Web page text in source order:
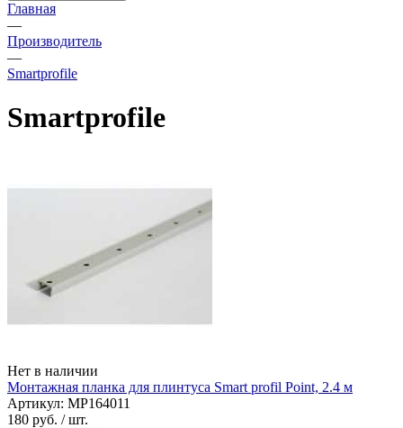
Главная
—
Производитель
—
Smartprofile
Smartprofile
Нет в наличии
Монтажная планка для плинтуса Smart profil Point, 2.4 м
Артикул: MP164011
180 руб. / шт.